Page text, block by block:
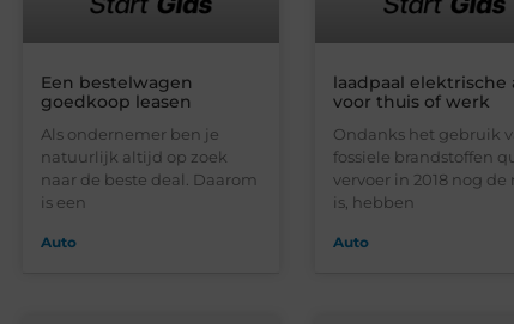
Een bestelwagen
goedkoop leasen
Als ondernemer ben je
natuurlijk altijd op zoek
naar de beste deal. Daarom
is een
Auto
laadpaal elektrische
voor thuis of werk
Ondanks het gebruik
fossiele brandstoffen
vervoer in 2018 nog de
is, hebben
Auto